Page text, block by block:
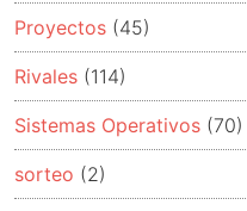
Proyectos (45)
Rivales (114)
Sistemas Operativos (70)
sorteo (2)